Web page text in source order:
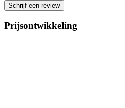
Schrijf een review
Prijsontwikkeling